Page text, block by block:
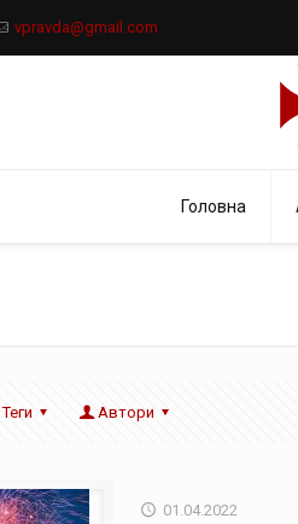
vpravda@gmail.com
Головна
Теги Автори
01.04.2022